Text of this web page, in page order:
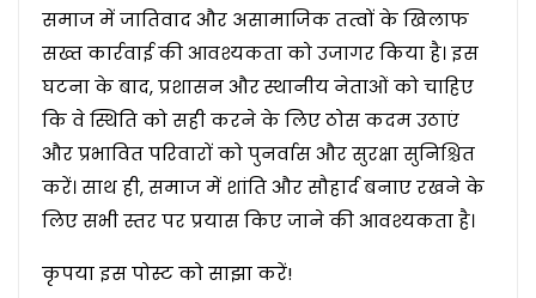
समाज में जातिवाद और असामाजिक तत्वों के खिलाफ
सख्त कार्रवाई की आवश्यकता को उजागर किया है। इस
घटना के बाद, प्रशासन और स्थानीय नेताओं को चाहिए
कि वे स्थिति को सही करने के लिए ठोस कदम उठाएं
और प्रभावित परिवारों को पुनर्वास और सुरक्षा सुनिश्चित
करें। साथ ही, समाज में शांति और सौहार्द बनाए रखने के
लिए सभी स्तर पर प्रयास किए जाने की आवश्यकता है।
कृपया इस पोस्ट को साझा करें!